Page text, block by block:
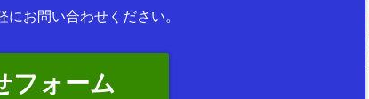
お問い合わせください。
フォーム